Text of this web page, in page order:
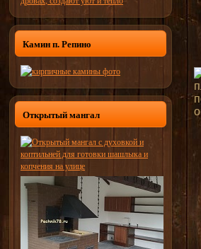
Камин п. Репино
Открытый мангал